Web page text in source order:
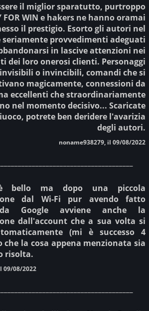
il miglior sparatutto, purtroppo
FOR WIN e hakers ne hanno oramai
il prestigio. Esorto gli autori nel
seriamente provvedimenti adeguati
in lascive attenzioni nei
dei loro onerosi clienti. Personaggi
invisibili o invincibili, comandi che si
magicamente, connessioni da
eccellenti che straordinariamente
nel momento decisivo... Scaricate
potrete ben deridere l'avarizia
degli autori.
noname938279, il 09/08/2022
bello ma dopo una piccola
dal Wi-Fi pur avendo fatto
da Google avviene anche la
dall'account che a sua volta si
(mi è successo 4
che la cosa appena menzionata sia
risolta.
09/08/2022